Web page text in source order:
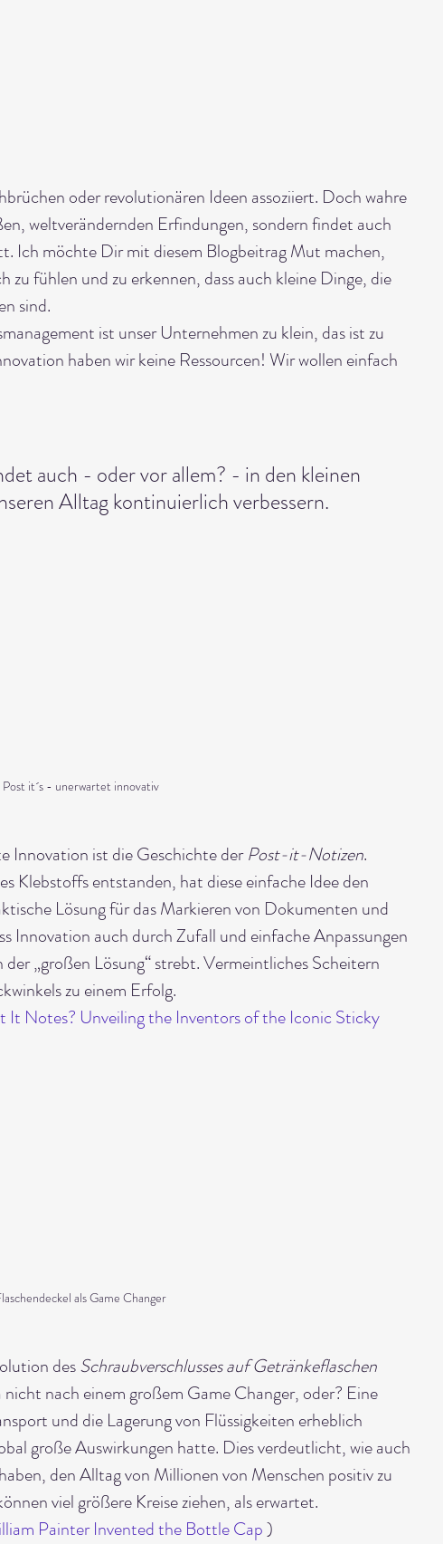
oder revolutionären Ideen assoziiert. Doch wahre
weltverändernden Erfindungen, sondern findet auch
Ich möchte Dir mit diesem Blogbeitrag Mut machen,
zu fühlen und zu erkennen, dass auch kleine Dinge, die
sind.
ist unser Unternehmen zu klein, das ist zu
haben wir keine Ressourcen! Wir wollen einfach
auch - oder vor allem? - in den kleinen
Alltag kontinuierlich verbessern.
Post it´s - unerwartet innovativ
Innovation ist die Geschichte der Post-it-Notizen.
Klebstoffs entstanden, hat diese einfache Idee den
Lösung für das Markieren von Dokumenten und
Innovation auch durch Zufall und einfache Anpassungen
„großen Lösung“ strebt. Vermeintliches Scheitern
zu einem Erfolg.
It Notes? Unveiling the Inventors of the Iconic Sticky
als Game Changer
des Schraubverschlusses auf Getränkeflaschen
nach einem großem Game Changer, oder? Eine
und die Lagerung von Flüssigkeiten erheblich
große Auswirkungen hatte. Dies verdeutlicht, wie auch
den Alltag von Millionen von Menschen positiv zu
viel größere Kreise ziehen, als erwartet.
Painter Invented the Bottle Cap )